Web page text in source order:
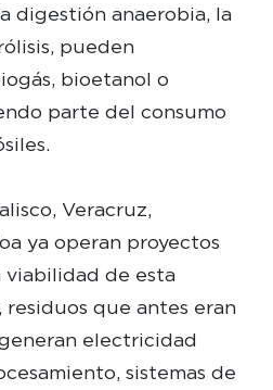
digestión anaerobia, la
pueden
bioetanol o
parte del consumo
Veracruz,
ya operan proyectos
de esta
residuos que antes eran
electricidad
sistemas de